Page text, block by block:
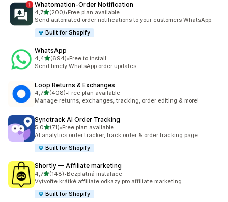
Whatomation‑Order Notification
4,7z 5 hvězd
(200)
Celkový počet recenzí: 200
•Free plan available
Send automated order notifications to your customers WhatsApp.
Built for Shopify
WhatsApp
4,4z 5 hvězd
(694)
Celkový počet recenzí: 694
•Free to install
Send timely WhatsApp order updates.
Loop Returns & Exchanges
4,7z 5 hvězd
(408)
Celkový počet recenzí: 408
•Free plan available
Manage returns, exchanges, tracking, order editing & more!
Synctrack AI Order Tracking
5,0z 5 hvězd
(71)
Celkový počet recenzí: 71
•Free plan available
AI analytics order tracker, track order & order tracking page
Built for Shopify
Shortly — Affiliate marketing
4,7z 5 hvězd
(148)
Celkový počet recenzí: 148
•Bezplatná instalace
Vytvořte krátké affiliate odkazy pro affiliate marketing
Built for Shopify